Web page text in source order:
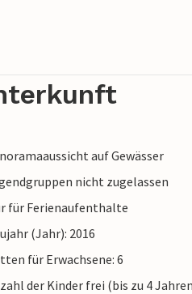
auf Gewässer
nicht zugelassen
für Ferienaufenthalte
(Jahr): 2016
für Erwachsene: 6
der Kinder frei (bis zu 4